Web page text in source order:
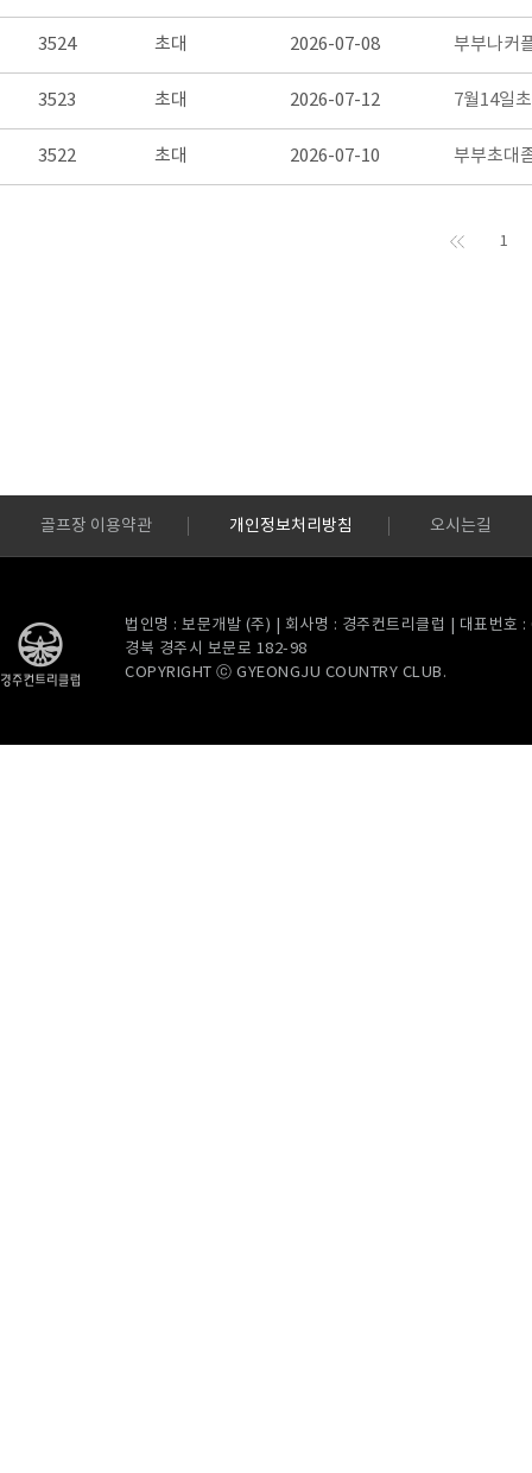
3524 초대 2026-07-08 부부나커
3523 초대 2026-07-12 7월14일
3522 초대 2026-07-10 부부초대
1
골프장 이용약관 개인정보처리방침 오시는길
법인명 : 보문개발 (주) | 회사명 : 경주컨트리클럽 | 대표번
경북 경주시 보문로 182-98
COPYRIGHT ⓒ GYEONGJU COUNTRY CLUB.